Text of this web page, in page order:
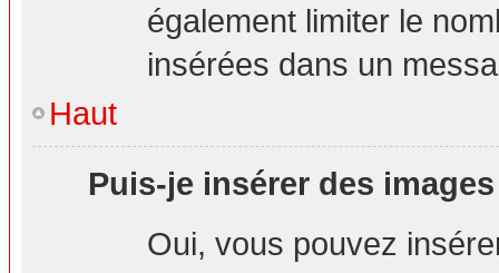
également limiter le
insérées dans un
Haut
Puis-je insérer des
Oui, vous pouvez